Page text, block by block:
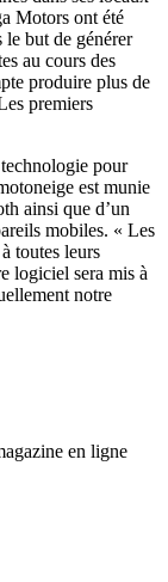
Motors ont été
le but de générer
au cours des
produire plus de
premiers
pour
est munie
ainsi que d’un
mobiles. « Les
toutes leurs
logiciel sera mis à
notre
en ligne